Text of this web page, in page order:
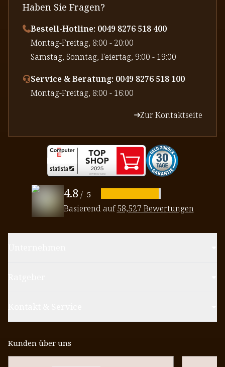
Haben Sie Fragen?
Bestell-Hotline: 0049 8276 518 400
⁠Montag-Freitag, 8:00 - 20:00
⁠Samstag, Sonntag, Feiertag, 9:00 - 19:00
Service & Beratung: 0049 8276 518 100
⁠Montag-Freitag, 8:00 - 16:00
Zur Kontaktseite
4.8 / 5
Basierend auf58,527 Bewertungen
Kunden über uns